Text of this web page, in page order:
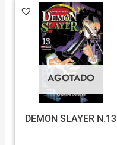
AGOTADO
DEMON SLAYER N.13